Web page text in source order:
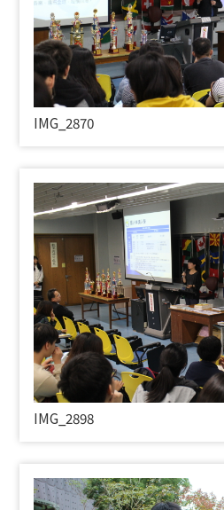
IMG_2870
IMG_2898